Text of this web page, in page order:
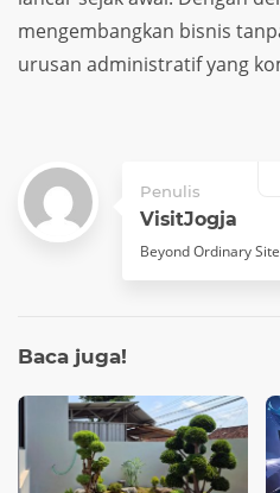
mengembangkan bisnis
urusan administratif yang
Penulis
VisitJogja
Beyond Ordinary
Baca juga!